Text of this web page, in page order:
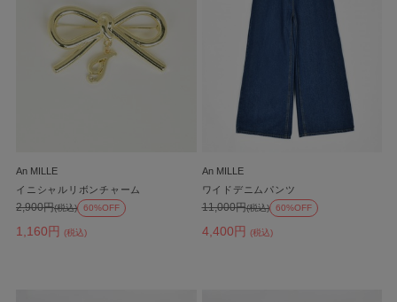
An MILLE
イニシャルリボンチャーム
1,160円 (税込)
2,900円(税込) 60%OFF
An MILLE
ワイドデニムパンツ
4,400円 (税込)
11,000円(税込) 60%OFF